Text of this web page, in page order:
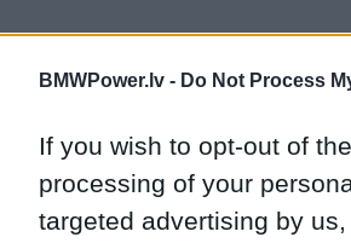
BMWPower.lv - Do Not Process
If you wish to opt-out of
processing of your
targeted advertising by